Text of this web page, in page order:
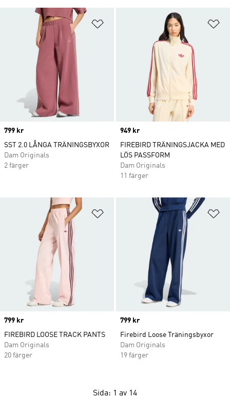
Lägg till på önskelistan
Price
799 kr
SST 2.0 LÅNGA TRÄNINGSBYXOR
Dam Originals
2 färger
Price
949 kr
FIREBIRD TRÄNINGSJACKA MED
LÖS PASSFORM
Dam Originals
11 färger
Lägg till på önskelistan
Price
799 kr
FIREBIRD LOOSE TRACK PANTS
Dam Originals
20 färger
Price
799 kr
Firebird Loose Träningsbyxor
Dam Originals
19 färger
Sida: 1 av 14